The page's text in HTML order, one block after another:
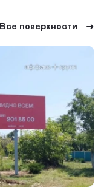
Все поверхности
район, а-д
Новороссийск -
на-Кубани
Сторона
A
В портфель